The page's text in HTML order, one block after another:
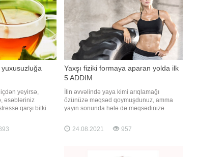
yeyirsə,
əsəbləriniz
qarşı bitki
-a istinadən
edir.
Yaxşı fiziki formaya aparan yolda ilk
5 ADDIM
İlin əvvəlində yaya kimi arıqlamağı
özünüzə məqsəd qoymuşdunuz, amma
yayın sonunda hələ də məqsədinizə
daha ciddi yanaşın və elə bu gündən
başlayın. BİG.AZ xarici mətbuata istinadən
24.08.2021 957